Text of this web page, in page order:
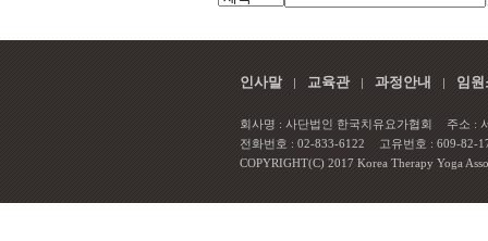
인사말 교육관 과정안내 임
회사명 : 사단법인 한국치유요가협회
주소 :
전화번호 : 02-833-6122
고유번호 : 609-82-
COPYRIGHT(C) 2017 Korea Therapy Yoga